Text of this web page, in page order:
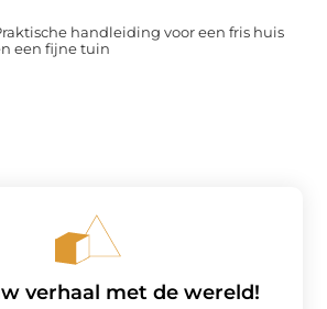
handleiding voor een fris huis
een fijne tuin
verhaal met de wereld!